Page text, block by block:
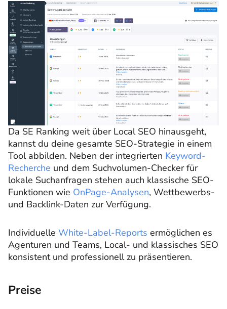
Da SE Ranking weit über Local SEO hinausgeht,
kannst du deine gesamte SEO-Strategie in einem
Tool abbilden. Neben der integrierten Keyword-
Recherche und dem Suchvolumen-Checker für
lokale Suchanfragen stehen auch klassische SEO-
Funktionen wie OnPage-Analysen, Wettbewerbs-
und Backlink-Daten zur Verfügung.
Individuelle White-Label-Reports ermöglichen es
Agenturen und Teams, Local- und klassisches SEO
konsistent und professionell zu präsentieren.
Preise